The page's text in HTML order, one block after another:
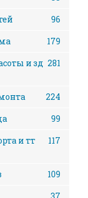
96
179
и зд 281
224
99
и тт
117
109